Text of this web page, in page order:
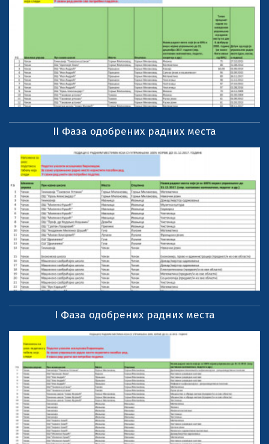
II Фаза одобрених радних места
I Фаза одобрених радних места